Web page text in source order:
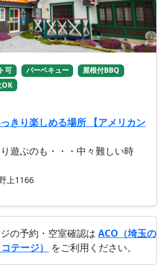
可 バーベキュー
屋根付BBQ
OK
きり楽しめる場所 【アメリカン
遊ぶのも・・・中々難しい時
上1166
の予約・空室確認は ACO（埼玉の
テージ）
をご利用ください。